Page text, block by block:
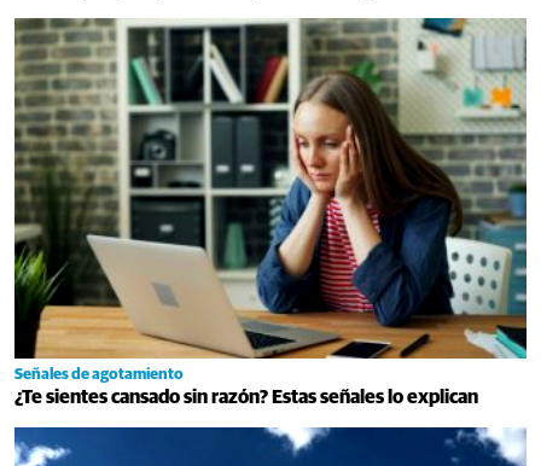
Señales de agotamiento
¿Te sientes cansado sin razón? Estas señales lo explican